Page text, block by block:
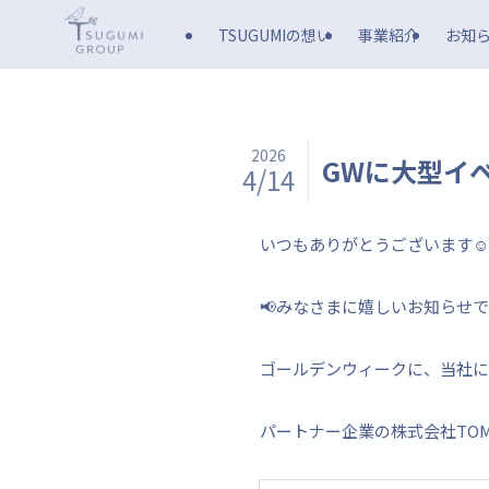
TSUGUMIの想い 事業紹介 お知
GWに大型イ
2026
4/14
いつもありがとうございます☺️
📢みなさまに嬉しいお知らせで
ゴールデンウィークに、当社
パートナー企業の株式会社